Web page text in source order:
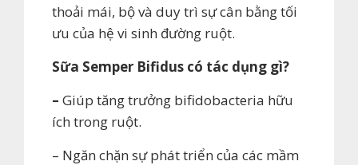
thoải mái, bộ và duy trì sự cân bằng tối
ưu của hệ vi sinh đường ruột.
Sữa Semper Bifidus có tác dụng gì?
– Giúp tăng trưởng bifidobacteria hữu
ích trong ruột.
– Ngăn chặn sự phát triển của các mầm